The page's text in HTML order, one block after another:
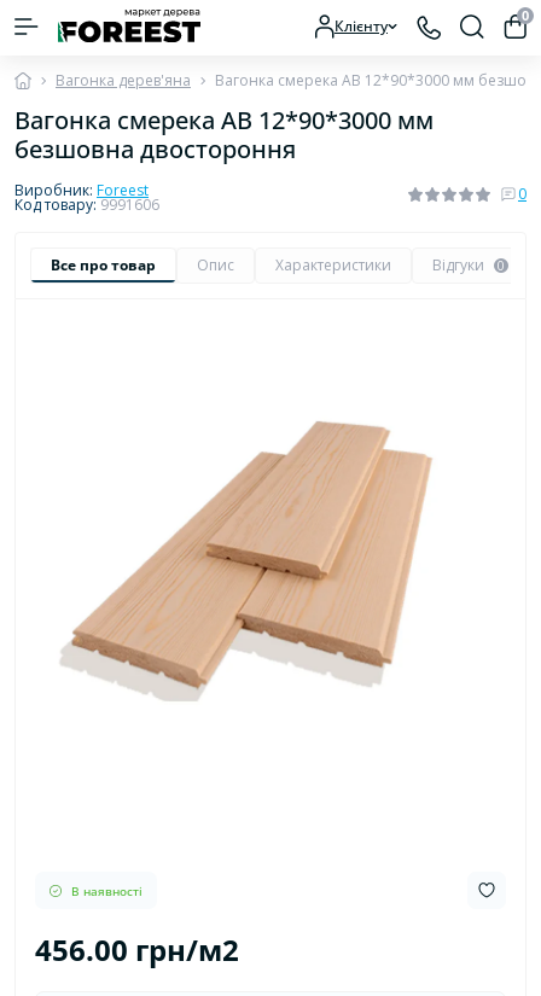
Клієнту 0
Вагонка дерев'яна Вагонка смерека AB 12*90*3000 мм
Вагонка смерека AB 12*90*3000 мм
безшовна двостороння
Виробник: Foreest
Код товару:9991606
0
Все про товар Опис Характеристики Відгуки 0
В наявності
456.00 грн/м2